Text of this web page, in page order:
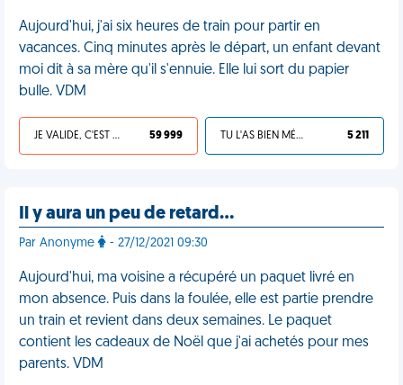
Aujourd'hui, j'ai six heures de train pour partir en
vacances. Cinq minutes après le départ, un enfant devant
moi dit à sa mère qu'il s'ennuie. Elle lui sort du papier
bulle. VDM
JE VALIDE, C'EST UNE VDM 59 999 TU L'AS BIEN MÉRITÉ 5 211
Il y aura un peu de retard…
Par Anonyme - 27/12/2021 09:30
Aujourd'hui, ma voisine a récupéré un paquet livré en
mon absence. Puis dans la foulée, elle est partie prendre
un train et revient dans deux semaines. Le paquet
contient les cadeaux de Noël que j'ai achetés pour mes
parents. VDM